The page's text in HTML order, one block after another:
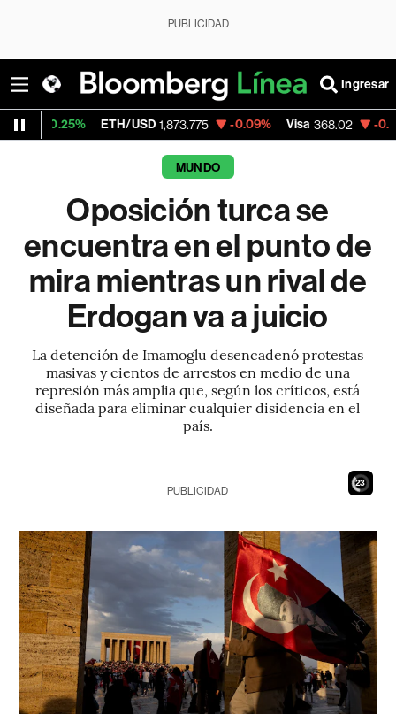
PUBLICIDAD
Ingresar
ETH/USD 1,873.775 -0.09% Visa 368.02 -0.42%
MUNDO
Oposición turca se
encuentra en el punto de
mira mientras un rival de
Erdogan va a juicio
La detención de Imamoglu desencadenó protestas
masivas y cientos de arrestos en medio de una
represión más amplia que, según los críticos, está
diseñada para eliminar cualquier disidencia en el
país.
21
PUBLICIDAD